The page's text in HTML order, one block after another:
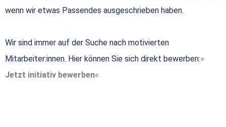
wenn wir etwas Passendes ausgeschrieben haben.
Wir sind immer auf der Suche nach motivierten
Mitarbeiter:innen. Hier können Sie sich direkt bewerben:
Jetzt initiativ bewerben